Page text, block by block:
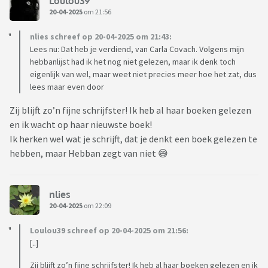
20-04-2025 om 21:56
nlies schreef op 20-04-2025 om 21:43:
Lees nu: Dat heb je verdiend, van Carla Covach. Volgens mijn
hebbanlijst had ik het nog niet gelezen, maar ik denk toch
eigenlijk van wel, maar weet niet precies meer hoe het zat, dus
lees maar even door
Zij blijft zo’n fijne schrijfster! Ik heb al haar boeken gelezen
en ik wacht op haar nieuwste boek!
Ik herken wel wat je schrijft, dat je denkt een boek gelezen te
hebben, maar Hebban zegt van niet 😅
nlies
20-04-2025 om 22:09
Loulou39 schreef op 20-04-2025 om 21:56:
[..]
Zij blijft zo’n fijne schrijfster! Ik heb al haar boeken gelezen en ik